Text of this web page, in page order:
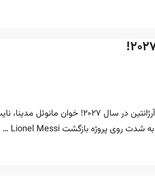
در ادامه با سایت شرط بندی معتبر همراه باشید. بمب خبری نولز اولد بویز: پروژه بزرگ بازگشت